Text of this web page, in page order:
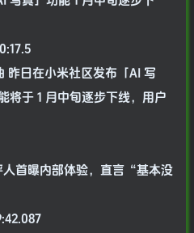
昨日在小米社区发布「AI 写
将于 1 月中旬逐步下线，用户
人首曝内部体验，直言“基本没